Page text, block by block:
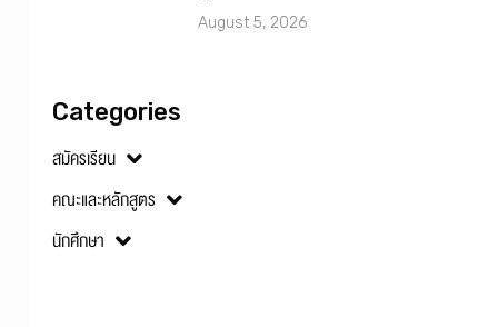
August 5, 2026
Categories
สมัครเรียน
คณะและหลักสูตร
นักศึกษา